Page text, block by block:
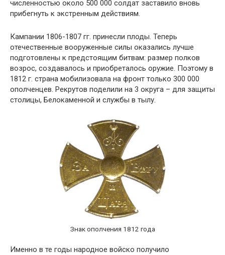
численностью около 500 000 солдат заставило вновь
прибегнуть к экстренным действиям.
Кампании 1806-1807 гг. принесли плоды. Теперь
отечественные вооруженные силы оказались лучше
подготовлены к предстоящим битвам: размер полков
возрос, создавалось и приобреталось оружие. Поэтому в
1812 г. страна мобилизовала на фронт только 300 000
ополченцев. Рекрутов поделили на 3 округа – для защиты
столицы, Белокаменной и службы в тылу.
Знак ополчения 1812 года
Именно в те годы народное войско получило